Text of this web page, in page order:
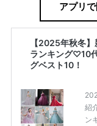
アプリで
【2025年秋冬
ランキング♡10
グベスト10！
紹
ン